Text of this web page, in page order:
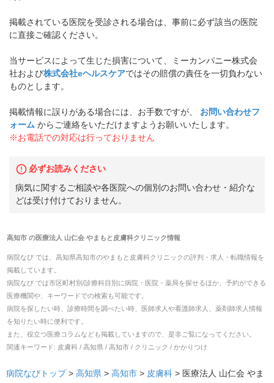
掲載されている医院を受診される場合は、事前に必ず該当の医院
に直接ご確認ください。
当サービスによって生じた損害について、ミーカンパニー株式会
社および株式会社eヘルスケアではその賠償の責任を一切負わない
ものとします。
掲載情報に誤りがある場合には、お手数ですが、
お問い合わせフ
ォーム からご連絡をいただけますようお願いいたします。
※お電話での対応は行っておりません
必ずお読みください
病気に関するご相談や各医院への個別のお問い合わせ・紹介な
どは受け付けておりません。
高知市の医療法人 山仁会 やまもと皮膚科クリニック情報
病院なび では、 高知県高知市のやまもと皮膚科クリニックの評判・求人・転職情報を
掲載しています。
病院なび では市区町村別/診療科目別に病院・医院・薬局を探せるほか、予約ができる
医療機関や、キーワードでの検索も可能です。
病院を探したい時、診療時間を調べたい時、医師求人や看護師求人、薬剤師求人情報
を知りたい時に便利です。
また、役立つ医療コラムなども掲載していますので、是非ご覧になってください。
関連キーワード: 皮膚科 / 高知県 / 高知市 / クリニック / かかりつけ
病院なびトップ > 高知県 > 高知市 > 皮膚科 > 医療法人 山仁会 やま